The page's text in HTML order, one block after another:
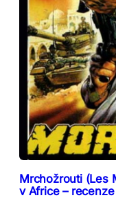
Mrchožrouti (Les
v Africe – recenze